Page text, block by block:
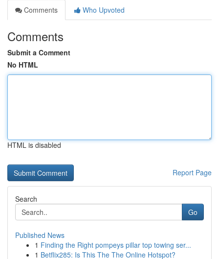
Comments
Who Upvoted
Comments
Submit a Comment
No HTML
HTML is disabled
Report Page
Search
Go
Published News
1 Finding the Right pompeys pillar top towing ser...
1 Betflix285: Is This The The Online Hotspot?